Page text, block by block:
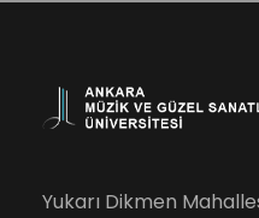
Yukarı Dikmen